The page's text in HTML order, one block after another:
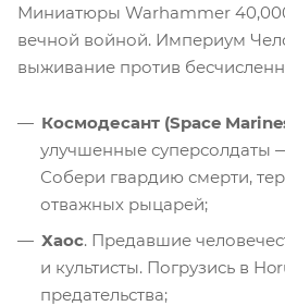
Миниатюры Warhammer
вечной войной. Империум
выживание против
Космодесант (Space
улучшенные суперсолдаты
Собери гвардию смерти,
отважных рыцарей;
Хаос. Предавшие
и культисты. Погрузись в
предательства;